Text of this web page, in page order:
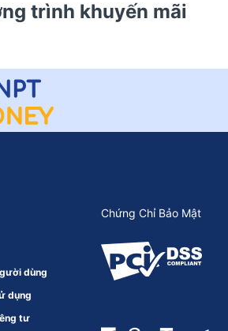
trình khuyến mãi
dùng
dụng
tư
Chứng Chỉ Bảo Mật